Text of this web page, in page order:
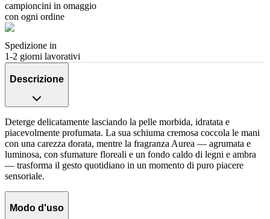
campioncini in omaggio
con ogni ordine
Spedizione in
1-2 giorni lavorativi
Descrizione
Deterge delicatamente lasciando la pelle morbida, idratata e
piacevolmente profumata. La sua schiuma cremosa coccola le mani
con una carezza dorata, mentre la fragranza Aurea — agrumata e
luminosa, con sfumature floreali e un fondo caldo di legni e ambra
— trasforma il gesto quotidiano in un momento di puro piacere
sensoriale.
Modo d'uso